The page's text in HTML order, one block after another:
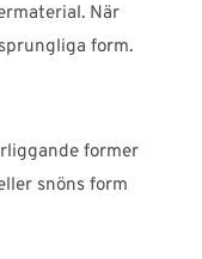
När
form.
former
snöns form